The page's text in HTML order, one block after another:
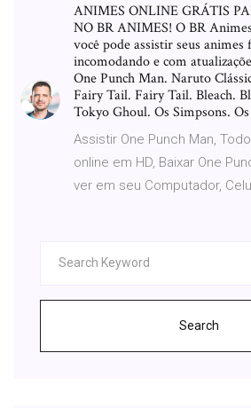
ANIMES ONLINE GRÁTIS
NO BR ANIMES! O BR
você pode assistir seus
incomodando e com
One Punch Man. Naruto
Fairy Tail. Fairy Tail. Bleach.
Tokyo Ghoul. Os Simpsons.
Assistir One Punch Man,
online em HD, Baixar One
ver em seu Computador,
Search